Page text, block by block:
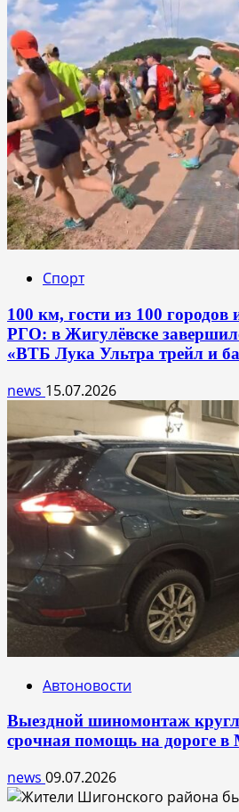
Спорт
100 км, гости из 100 городов
РГО: в Жигулёвске
«ВТБ Лука Ультра трейл и
news 15.07.2026
Автоновости
Выездной шиномонтаж
срочная помощь на дороге в
news 09.07.2026